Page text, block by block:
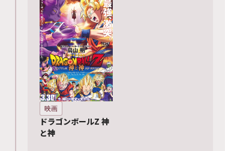
映画
ドラゴンボールZ 神
と神